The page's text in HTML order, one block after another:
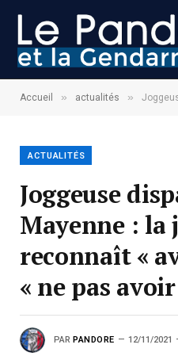
Accueil » actualités » Joggeuse disparue
ACTUALITÉS
Joggeuse
Mayenne : la
reconnaît «
« ne pas
PAR PANDORE 12/11/2021